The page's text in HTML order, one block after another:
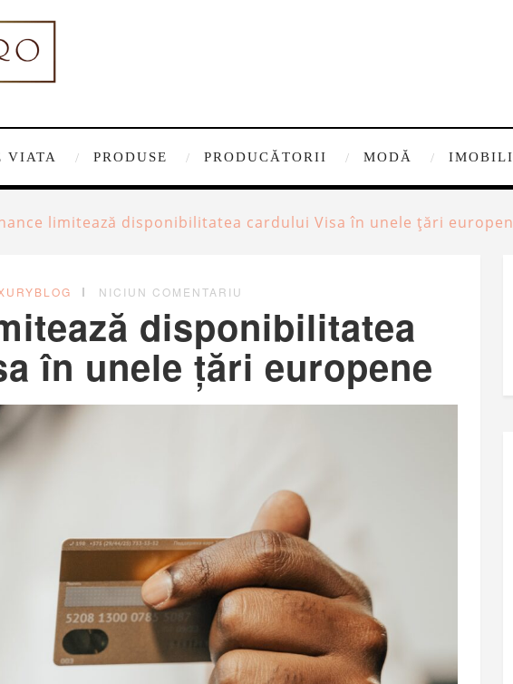
VIATA PRODUSE PRODUCĂTORII MODĂ
limitează disponibilitatea cardului Visa în unele țări
NICIUN COMENTARIU
disponibilitatea
în unele țări europene